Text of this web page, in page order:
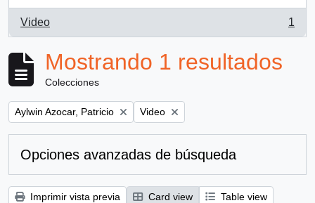
Video
, 1 resultados
1
Mostrando 1 resultados
Colecciones
Remove filter:
Aylwin Azocar, Patricio Remove filter:
Video
Opciones avanzadas de búsqueda
Imprimir vista previa Card view
Table view